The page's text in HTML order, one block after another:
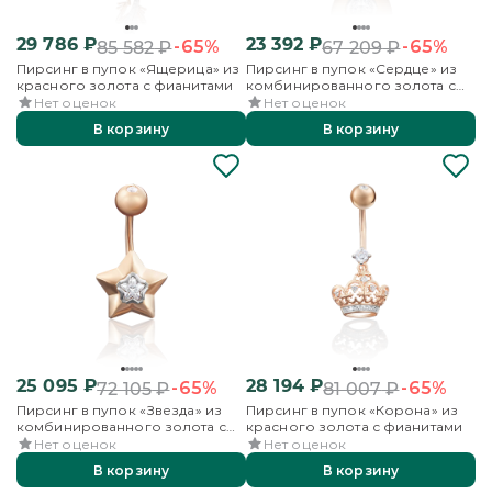
29 786₽85 582₽-65%
Пирсинг в пупок «Ящерица» из
красного золота с фианитами
Нет оценок
В корзину
23 392₽67 209₽-65%
Пирсинг в пупок «Сердце» из
комбинированного золота с
фианитом
Нет оценок
В корзину
25 095 ₽72 105₽-65%
Пирсинг в пупок «Звезда» из
комбинированного золота с
фианитами
Нет оценок
В корзину
28 194₽81 007₽-65%
Пирсинг в пупок «Корона» из
красного золота с фианитами
Нет оценок
В корзину